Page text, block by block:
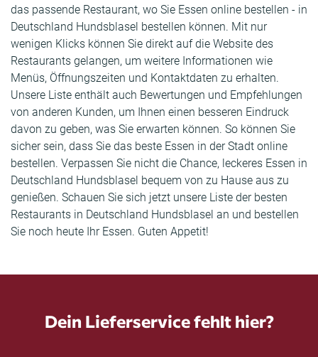
das passende Restaurant, wo Sie Essen online bestellen - in
Deutschland Hundsblasel bestellen können. Mit nur
wenigen Klicks können Sie direkt auf die Website des
Restaurants gelangen, um weitere Informationen wie
Menüs, Öffnungszeiten und Kontaktdaten zu erhalten.
Unsere Liste enthält auch Bewertungen und Empfehlungen
von anderen Kunden, um Ihnen einen besseren Eindruck
davon zu geben, was Sie erwarten können. So können Sie
sicher sein, dass Sie das beste Essen in der Stadt online
bestellen. Verpassen Sie nicht die Chance, leckeres Essen in
Deutschland Hundsblasel bequem von zu Hause aus zu
genießen. Schauen Sie sich jetzt unsere Liste der besten
Restaurants in Deutschland Hundsblasel an und bestellen
Sie noch heute Ihr Essen. Guten Appetit!
Dein Lieferservice fehlt hier?